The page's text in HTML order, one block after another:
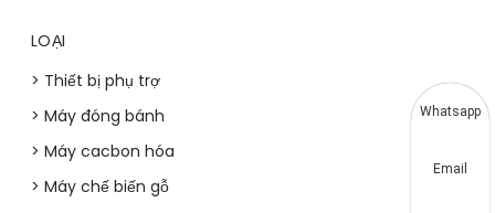
LOẠI
> Thiết bị phụ trợ
> Máy đóng bánh
> Máy cacbon hóa
> Máy chế biến gỗ
Whatsapp
Email